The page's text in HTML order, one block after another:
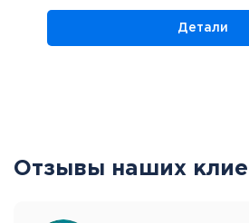
путешествие прекрасным!
приземлится в Риме, и после
летняя резиденция Папы
Детали
Отзывы наших